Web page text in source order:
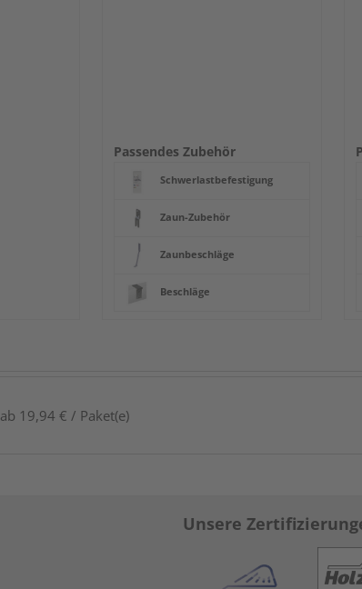
Passendes Zubehör
Schwerlastbefestigung
Zaun-Zubehör
Zaunbeschläge
Beschläge
ab 19,94 € / Paket(e)
Unsere